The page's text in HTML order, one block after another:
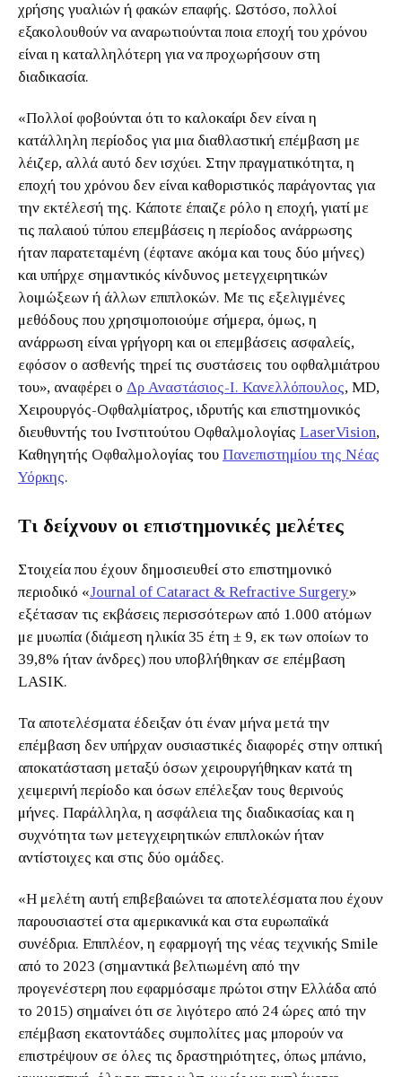
χρήσης γυαλιών ή φακών επαφής. Ωστόσο, πολλοί
εξακολουθούν να αναρωτιούνται ποια εποχή του χρόνου
είναι η καταλληλότερη για να προχωρήσουν στη
διαδικασία.
«Πολλοί φοβούνται ότι το καλοκαίρι δεν είναι η
κατάλληλη περίοδος για μια διαθλαστική επέμβαση με
λέιζερ, αλλά αυτό δεν ισχύει. Στην πραγματικότητα, η
εποχή του χρόνου δεν είναι καθοριστικός παράγοντας για
την εκτέλεσή της. Κάποτε έπαιζε ρόλο η εποχή, γιατί με
τις παλαιού τύπου επεμβάσεις η περίοδος ανάρρωσης
ήταν παρατεταμένη (έφτανε ακόμα και τους δύο μήνες)
και υπήρχε σημαντικός κίνδυνος μετεγχειρητικών
λοιμώξεων ή άλλων επιπλοκών. Με τις εξελιγμένες
μεθόδους που χρησιμοποιούμε σήμερα, όμως, η
ανάρρωση είναι γρήγορη και οι επεμβάσεις ασφαλείς,
εφόσον ο ασθενής τηρεί τις συστάσεις του οφθαλμιάτρου
του», αναφέρει ο Δρ Αναστάσιος-Ι. Κανελλόπουλος, MD,
Χειρουργός-Οφθαλμίατρος, ιδρυτής και επιστημονικός
διευθυντής του Ινστιτούτου Οφθαλμολογίας LaserVision,
Καθηγητής Οφθαλμολογίας του Πανεπιστημίου της Νέας
Υόρκης.
Τι δείχνουν οι επιστημονικές μελέτες
Στοιχεία που έχουν δημοσιευθεί στο επιστημονικό
περιοδικό «Journal of Cataract & Refractive Surgery»
εξέτασαν τις εκβάσεις περισσότερων από 1.000 ατόμων
με μυωπία (διάμεση ηλικία 35 έτη ± 9, εκ των οποίων το
39,8% ήταν άνδρες) που υποβλήθηκαν σε επέμβαση
LASIK.
Τα αποτελέσματα έδειξαν ότι έναν μήνα μετά την
επέμβαση δεν υπήρχαν ουσιαστικές διαφορές στην οπτική
αποκατάσταση μεταξύ όσων χειρουργήθηκαν κατά τη
χειμερινή περίοδο και όσων επέλεξαν τους θερινούς
μήνες. Παράλληλα, η ασφάλεια της διαδικασίας και η
συχνότητα των μετεγχειρητικών επιπλοκών ήταν
αντίστοιχες και στις δύο ομάδες.
«Η μελέτη αυτή επιβεβαιώνει τα αποτελέσματα που έχουν
παρουσιαστεί στα αμερικανικά και στα ευρωπαϊκά
συνέδρια. Επιπλέον, η εφαρμογή της νέας τεχνικής Smile
από το 2023 (σημαντικά βελτιωμένη από την
προγενέστερη που εφαρμόσαμε πρώτοι στην Ελλάδα από
το 2015) σημαίνει ότι σε λιγότερο από 24 ώρες από την
επέμβαση εκατοντάδες συμπολίτες μας μπορούν να
επιστρέψουν σε όλες τις δραστηριότητες, όπως μπάνιο,